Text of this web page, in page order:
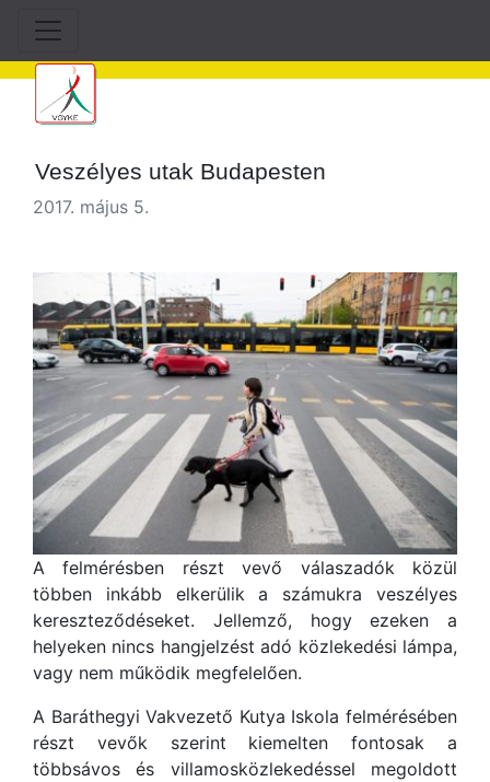
Veszélyes utak Budapesten
2017. május 5.
A felmérésben részt vevő válaszadók közül
többen inkább elkerülik a számukra veszélyes
kereszteződéseket. Jellemző, hogy ezeken a
helyeken nincs hangjelzést adó közlekedési lámpa,
vagy nem működik megfelelően.
A Baráthegyi Vakvezető Kutya Iskola felmérésében
részt vevők szerint kiemelten fontosak a
többsávos és villamosközlekedéssel megoldott